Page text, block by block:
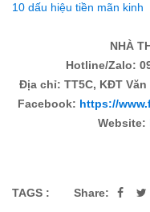
10 dấu hiệu tiền mãn kinh
NHÀ
Hotline/Zalo:
Địa chỉ: TT5C, KĐT Văn
Facebook: https://
Website:
TAGS : Share: